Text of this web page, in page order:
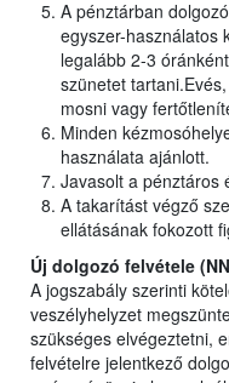
A pénztárban
egyszer-használatos
legalább 2-3
szünetet
mosni vagy
Minden
használata ajánlott.
Javasolt a pénztáros
A takarítást végző
ellátásának fokozott
Új dolgozó felvétele
A jogszabály szerinti
veszélyhelyzet
szükséges elvégeztetni,
felvételre jelentkező